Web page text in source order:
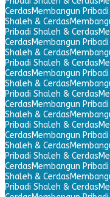
CerdasMembangun
Shaleh & Cerdas
Pribadi Shaleh & Cerdas
CerdasMembangun
Shaleh & Cerdas
Pribadi Shaleh & Cerdas
CerdasMembangun
Shaleh & Cerdas
Pribadi Shaleh & Cerdas
CerdasMembangun
Shaleh & Cerdas
Pribadi Shaleh & Cerdas
CerdasMembangun
Shaleh & Cerdas
Pribadi Shaleh & Cerdas
CerdasMembangun
Shaleh & Cerdas
Pribadi Shaleh & Cerdas